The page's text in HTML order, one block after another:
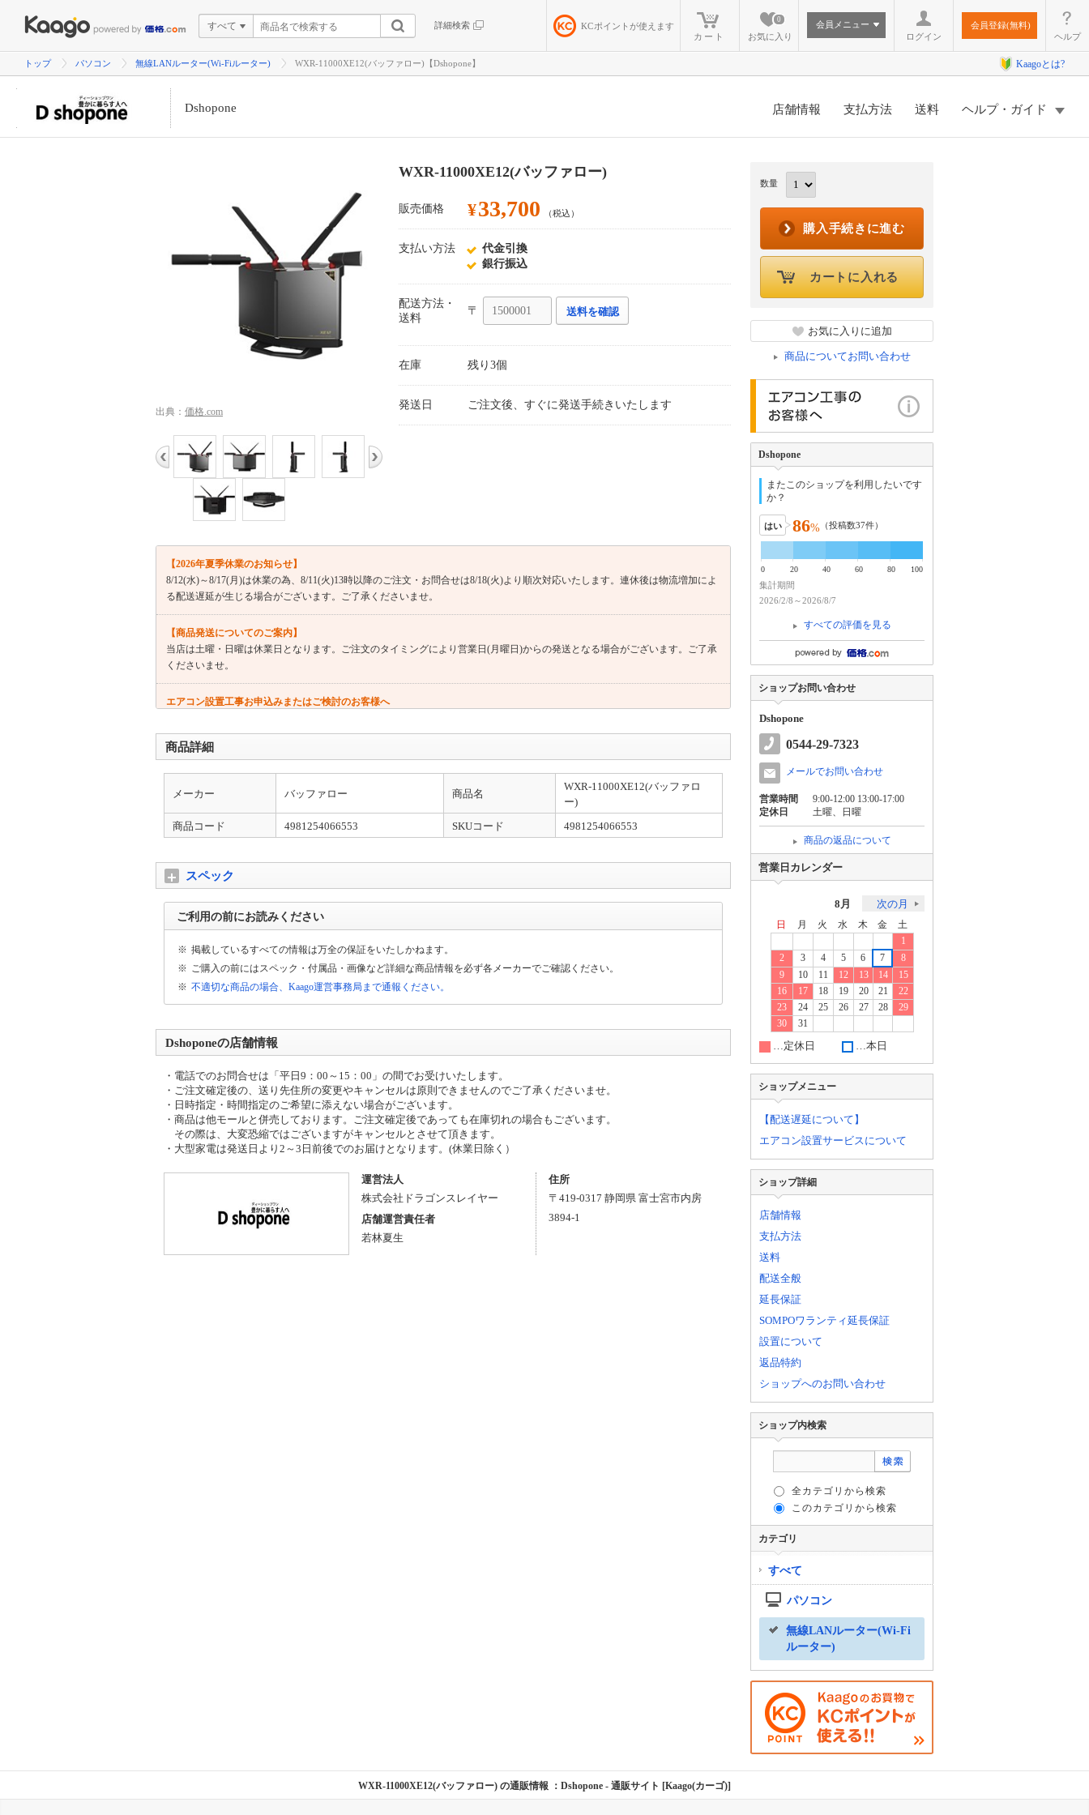
すべて 詳細検索 KCポイントが使えます
カート
お気に入り
0
会員メニュー
ログイン
会員登録(無料)
ヘルプ
トップ パソコン 無線LANルーター(Wi-Fiルーター) WXR-11000XE12(バッファロー)【Dshopone】 Kaagoとは?
Dshopone 店舗情報 支払方法 送料 ヘルプ・ガイド
出典： 価格.com
WXR-11000XE12(バッファロー)
販売価格 ¥33,700 （税込）
支払い方法
代金引換
銀行振込
配送方法・
送料
〒 送料を確認
在庫 残り3個
発送日 ご注文後、すぐに発送手続きいたします
【2026年夏季休業のお知らせ】
8/12(水)～8/17(月)は休業の為、8/11(火)13時以降のご注文・お問合せは8/18(火)より順次対応いたします。連休後は物流増加によ
る配送遅延が生じる場合がございます。ご了承くださいませ。
【商品発送についてのご案内】
当店は土曜・日曜は休業日となります。ご注文のタイミングにより営業日(月曜日)からの発送となる場合がございます。ご了承
くださいませ。
エアコン設置工事お申込みまたはご検討のお客様へ
者様より工事日のご連絡→設置工事の流れとなります。（商品は先納品です）
配送について
配送先が【沖縄県・離島】の場合は通常配送と異なるため、ご注文をいただいた商品によっては、お届けまで日数を要する場合
出荷日についてのお知らせ
宅配便とは異なる為、ご入金確認後の発送から2～3日での配送予定となります。
振込先ご案内について
お振込先のご案内は当社が手動で行っております。ご対応時間8：00～14：00（土日は除く）また、13時以降のご注文に関して
大型商品（梱包サイズ合計が260cmもしくは50kg以上）はヤマトホームコンビニエンスでの配送となります。配送業者より到着
大型商品配送注意事項
ます。ご容赦ください。 ※大型商品配送不可地域：沖縄、その他離島地域全域
商品詳細
メーカー バッファロー 商品名
WXR-11000XE12(バッファロ
ー)
商品コード
4981254066553 SKUコード 4981254066553
スペック
ご利用の前にお読みください
※ 掲載しているすべての情報は万全の保証をいたしかねます。
※ ご購入の前にはスペック・付属品・画像など詳細な商品情報を必ず各メーカーでご確認ください。
※ 不適切な商品の場合、Kaago運営事務局まで通報ください。
Dshoponeの店舗情報
・電話でのお問合せは「平日9：00～15：00」の間でお受けいたします。
・ご注文確定後の、送り先住所の変更やキャンセルは原則できませんのでご了承くださいませ。
・日時指定・時間指定のご希望に添えない場合がございます。
・商品は他モールと併売しております。ご注文確定後であっても在庫切れの場合もございます。
その際は、大変恐縮ではございますがキャンセルとさせて頂きます。
・大型家電は発送日より2～3日前後でのお届けとなります。(休業日除く）
運営法人
株式会社ドラゴンスレイヤー
店舗運営責任者
若林夏生
住所
〒 419-0317 静岡県 富士宮市内房
3894-1
数量
購入手続きに進む
カートに入れる
お気に入りに追加
商品についてお問い合わせ
Dshopone
またこのショップを利用したいです
か？
はい 86% （投稿数37件）
0 20 40 60 80 100
集計期間
2026/2/8～2026/8/7
すべての評価を見る
ショップお問い合わせ
Dshopone
0544-29-7323
メールでお問い合わせ
営業時間
9:00-12:00 13:00-17:00
定休日
土曜、日曜
商品の返品について
営業日カレンダー
8月 次の月
日 月 火 水 木 金
土
1
2
3 4 5 6 7
8
9
10 11 12 13 14
15
16
17 18 19 20 21
22
23
24 25 26 27 28
29
30
31
…定休日 …本日
ショップメニュー
【配送遅延について】
エアコン設置サービスについて
ショップ詳細
店舗情報
支払方法
送料
配送全般
延長保証
SOMPOワランティ延長保証
設置について
返品特約
ショップへのお問い合わせ
ショップ内検索
全カテゴリから検索
このカテゴリから検索
カテゴリ
すべて
パソコン
無線LANルーター(Wi-Fi
ルーター)
WXR-11000XE12(バッファロー) の通販情報 ：Dshopone - 通販サイト [Kaago(カーゴ)]